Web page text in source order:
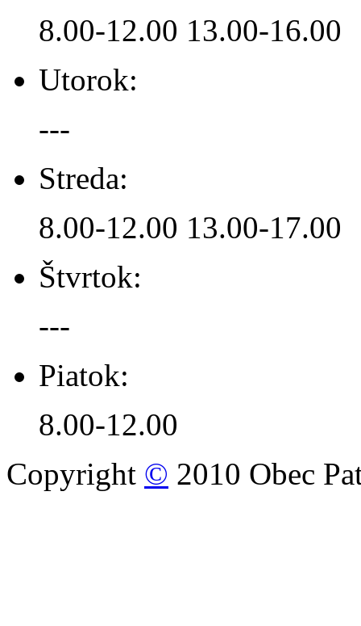
8.00-12.00 13.00-16.00
Utorok:
---
Streda:
8.00-12.00 13.00-17.00
Štvrtok:
---
Piatok:
8.00-12.00
Copyright © 2010 Obec